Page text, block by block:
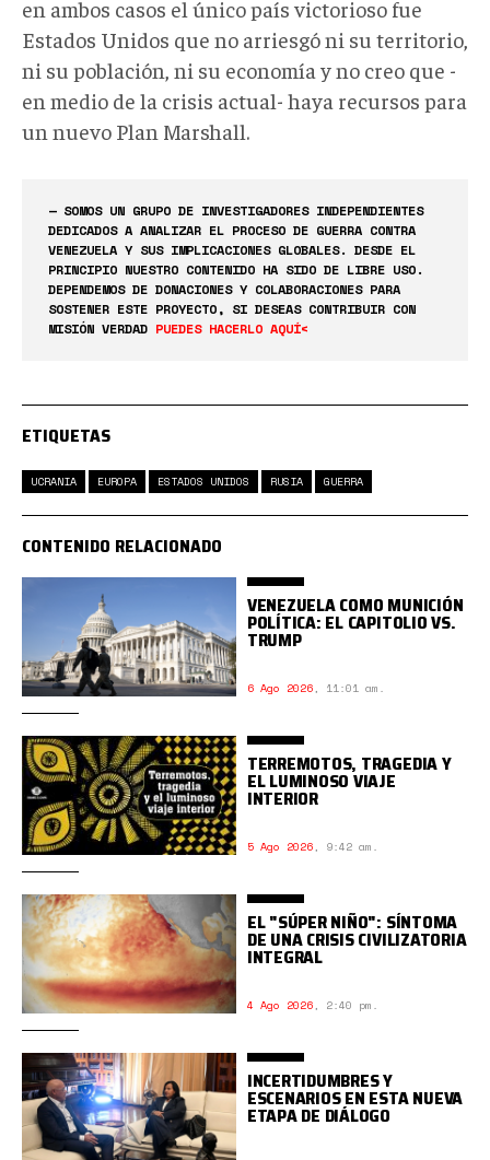
en ambos casos el único país victorioso fue
Estados Unidos que no arriesgó ni su territorio,
ni su población, ni su economía y no creo que -
en medio de la crisis actual- haya recursos para
un nuevo Plan Marshall.
— SOMOS UN GRUPO DE INVESTIGADORES INDEPENDIENTES
DEDICADOS A ANALIZAR EL PROCESO DE GUERRA CONTRA
VENEZUELA Y SUS IMPLICACIONES GLOBALES. DESDE EL
PRINCIPIO NUESTRO CONTENIDO HA SIDO DE LIBRE USO.
DEPENDEMOS DE DONACIONES Y COLABORACIONES PARA
SOSTENER ESTE PROYECTO, SI DESEAS CONTRIBUIR CON
MISIÓN VERDAD PUEDES HACERLO AQUÍ<
ETIQUETAS
UCRANIA EUROPA ESTADOS UNIDOS RUSIA GUERRA
CONTENIDO RELACIONADO
VENEZUELA COMO MUNICIÓN
POLÍTICA: EL CAPITOLIO VS.
TRUMP
6 Ago 2026, 11:01 am.
TERREMOTOS, TRAGEDIA Y
EL LUMINOSO VIAJE
INTERIOR
5 Ago 2026, 9:42 am.
EL "SÚPER NIÑO": SÍNTOMA
DE UNA CRISIS CIVILIZATORIA
INTEGRAL
4 Ago 2026, 2:40 pm.
INCERTIDUMBRES Y
ESCENARIOS EN ESTA NUEVA
ETAPA DE DIÁLOGO